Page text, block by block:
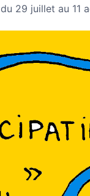
29 juillet au 11